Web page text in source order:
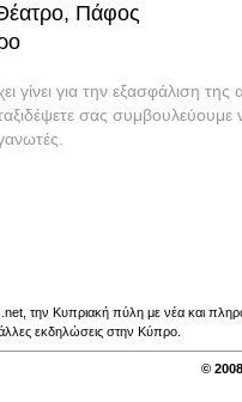
Πάφος
για την εξασφάλιση της
σας συμβουλεύουμε
την Κυπριακή πύλη με νέα και
άλλες εκδηλώσεις στην Κύπρο.
©